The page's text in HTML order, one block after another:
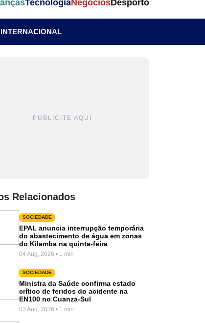
TecnologiaNegóciosDesporto
INTERNACIONAL
PUBLICITE AQUI
Relacionados
SOCIEDADE
EPAL anuncia interrupção temporária
do abastecimento de água em zonas
do Kilamba na quinta-feira
04 Aug, 2026 • 1 min
SOCIEDADE
Ministra da Saúde confirma estado
crítico de feridos do acidente na
EN100 no Cuanza-Sul
03 Aug, 2026 • 1 min